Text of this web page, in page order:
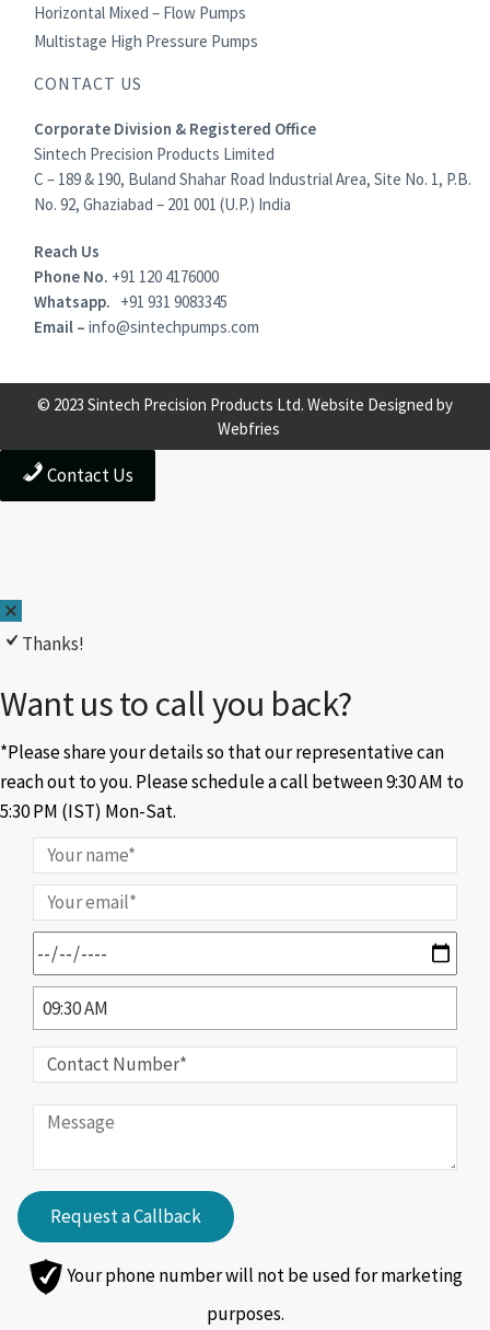
Horizontal Mixed – Flow Pumps
Multistage High Pressure Pumps
CONTACT US
Corporate Division & Registered Office
Sintech Precision Products Limited
C – 189 & 190, Buland Shahar Road Industrial Area, Site No. 1, P.B.
No. 92, Ghaziabad – 201 001 (U.P.) India
Reach Us
Phone No. +91 120 4176000
Whatsapp. +91 931 9083345
Email – info@sintechpumps.com
© 2023 Sintech Precision Products Ltd. Website Designed by
Webfries
Contact Us
Thanks!
Want us to call you back?
*Please share your details so that our representative can
reach out to you. Please schedule a call between 9:30 AM to
5:30 PM (IST) Mon-Sat.
Your phone number will not be used for marketing
purposes.